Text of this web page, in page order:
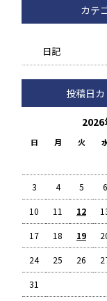
カテ
日記
投稿日
2026
日 月 火
3 4 5 6
10 11 12
17 18 19
24 25 26
31